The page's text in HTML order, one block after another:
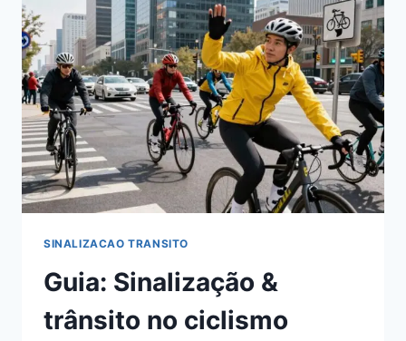
URBANO
SINALIZACAO TRANSITO
Guia: Sinalização &
trânsito no ciclismo